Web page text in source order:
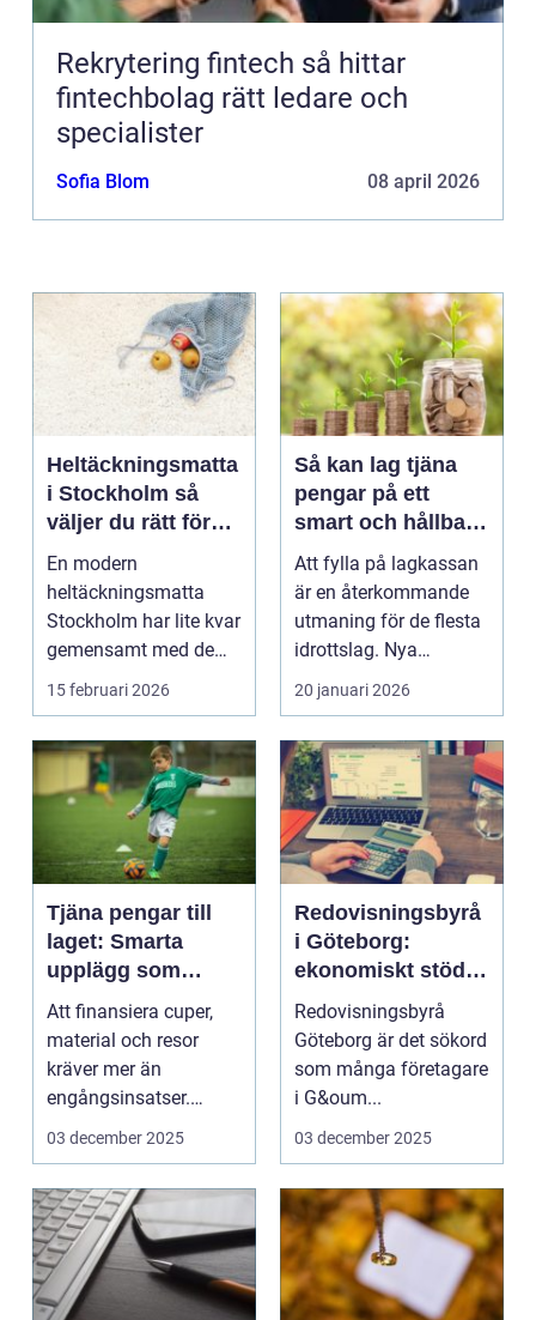
Rekrytering fintech så hittar
fintechbolag rätt ledare och
specialister
Sofia Blom 08 april 2026
Heltäckningsmatta
i Stockholm så
väljer du rätt för
hem och kontor
En modern
heltäckningsmatta
Stockholm har lite kvar
gemensamt med de
platta, trista varianter
15 februari 2026
Så kan lag tjäna
pengar på ett
smart och hållbart
sätt
Att fylla på lagkassan
är en återkommande
utmaning för de flesta
idrottslag. Nya
matchställ, cuper, ...
20 januari 2026
Tjäna pengar till
laget: Smarta
upplägg som
håller i längden
Att finansiera cuper,
material och resor
kräver mer än
engångsinsatser.
Många ...
03 december 2025
Redovisningsbyrå
i Göteborg:
ekonomiskt stöd
för ditt företag
Redovisningsbyrå
Göteborg är det sökord
som många företagare
i G&oum...
03 december 2025